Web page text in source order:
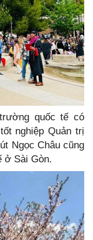
quốc tế có
nghiệp Quản trị
Ngọc Châu cũng
ở Sài Gòn.